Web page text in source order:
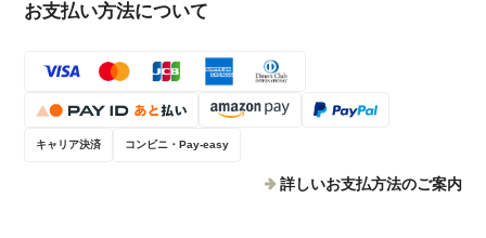
お支払い方法について
キャリア決済 コンビニ・Pay-easy
詳しいお支払方法のご案内